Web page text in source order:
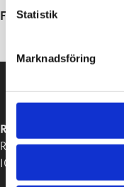
Statistik
Marknadsföring
Frågor? Kontakta
RASEBORGS STAD
Raseborgsvägen 37
10650 Ekenäs